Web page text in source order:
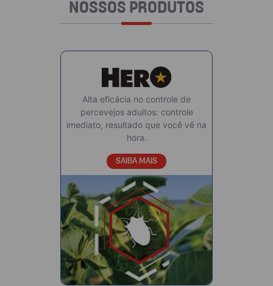
NOSSOS PRODUTOS
Alta eficácia no controle de
percevejos adultos: controle
imediato, resultado que você vê na
hora.
SAIBA MAIS